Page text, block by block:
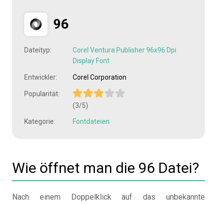
96
Dateityp:
Corel Ventura Publisher 96x96 Dpi
Display Font
Entwickler: Corel Corporation
Popularität:
(3/5)
Kategorie: Fontdateien
Wie öffnet man die 96 Datei?
Nach einem Doppelklick auf das unbekannte